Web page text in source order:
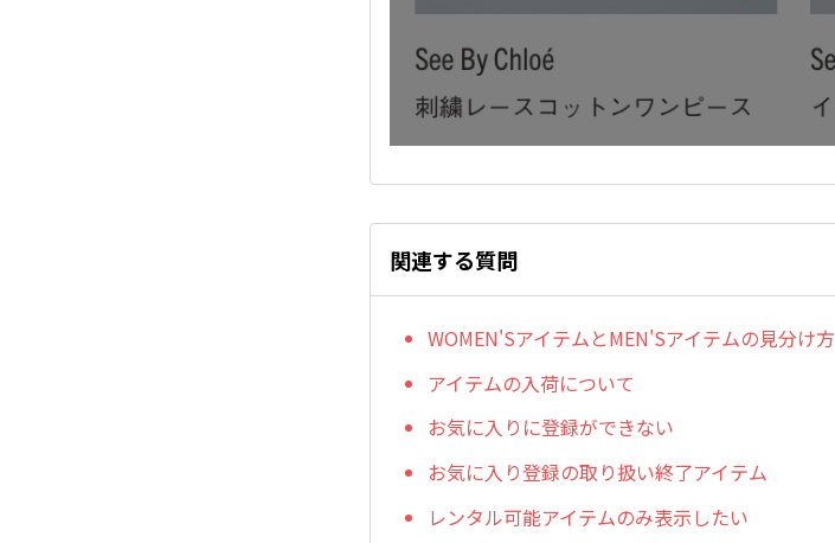
関連する質問
WOMEN'SアイテムとMEN'Sアイテムの見分け方
アイテムの入荷について
お気に入りに登録ができない
お気に入り登録の取り扱い終了アイテム
レンタル可能アイテムのみ表示したい